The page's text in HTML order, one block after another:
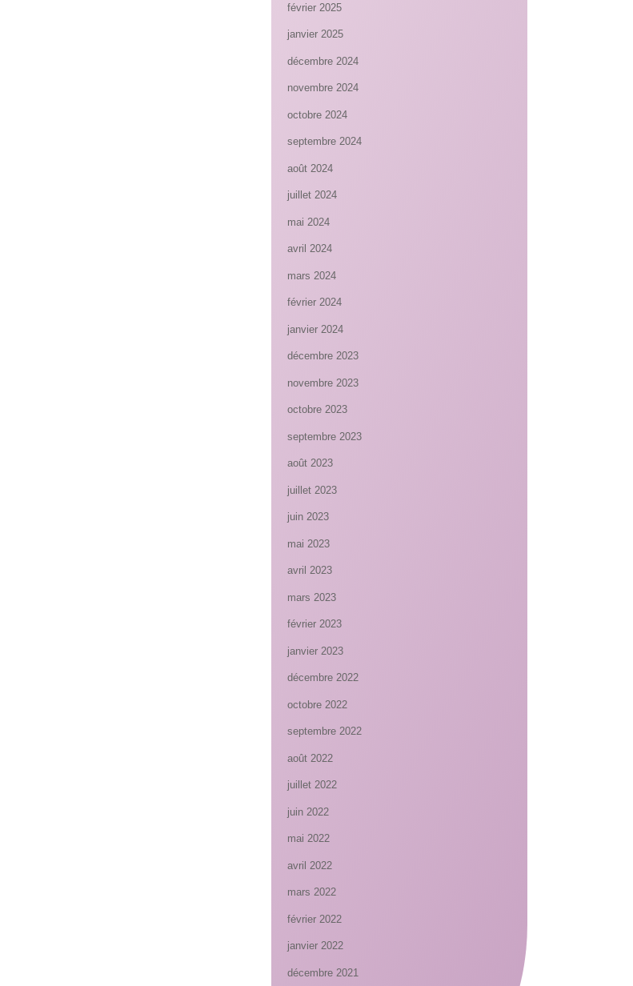
février 2025
janvier 2025
décembre 2024
novembre 2024
octobre 2024
septembre 2024
août 2024
juillet 2024
mai 2024
avril 2024
mars 2024
février 2024
janvier 2024
décembre 2023
novembre 2023
octobre 2023
septembre 2023
août 2023
juillet 2023
juin 2023
mai 2023
avril 2023
mars 2023
février 2023
janvier 2023
décembre 2022
octobre 2022
septembre 2022
août 2022
juillet 2022
juin 2022
mai 2022
avril 2022
mars 2022
février 2022
janvier 2022
décembre 2021